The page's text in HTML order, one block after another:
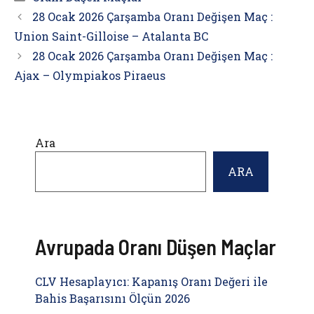
28 Ocak 2026 Çarşamba Oranı Değişen Maç :
Union Saint-Gilloise – Atalanta BC
28 Ocak 2026 Çarşamba Oranı Değişen Maç :
Ajax – Olympiakos Piraeus
Ara
ARA
Avrupada Oranı Düşen Maçlar
CLV Hesaplayıcı: Kapanış Oranı Değeri ile
Bahis Başarısını Ölçün 2026